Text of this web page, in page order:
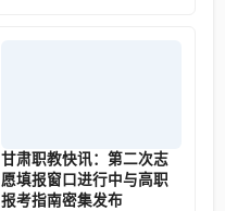
甘肃职教快讯：第二次志
愿填报窗口进行中与高职
报考指南密集发布